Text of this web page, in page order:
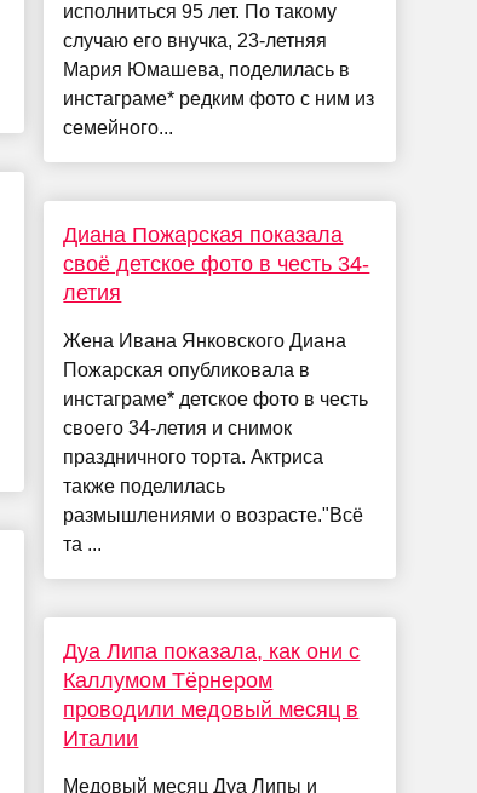
исполниться 95 лет. По такому
случаю его внучка, 23-летняя
Мария Юмашева, поделилась в
инстаграме* редким фото с ним из
семейного...
Диана Пожарская показала
своё детское фото в честь 34-
летия
Жена Ивана Янковского Диана
Пожарская опубликовала в
инстаграме* детское фото в честь
своего 34-летия и снимок
праздничного торта. Актриса
также поделилась
размышлениями о возрасте."Всё
та ...
Дуа Липа показала, как они с
Каллумом Тёрнером
проводили медовый месяц в
Италии
Медовый месяц Дуа Липы и